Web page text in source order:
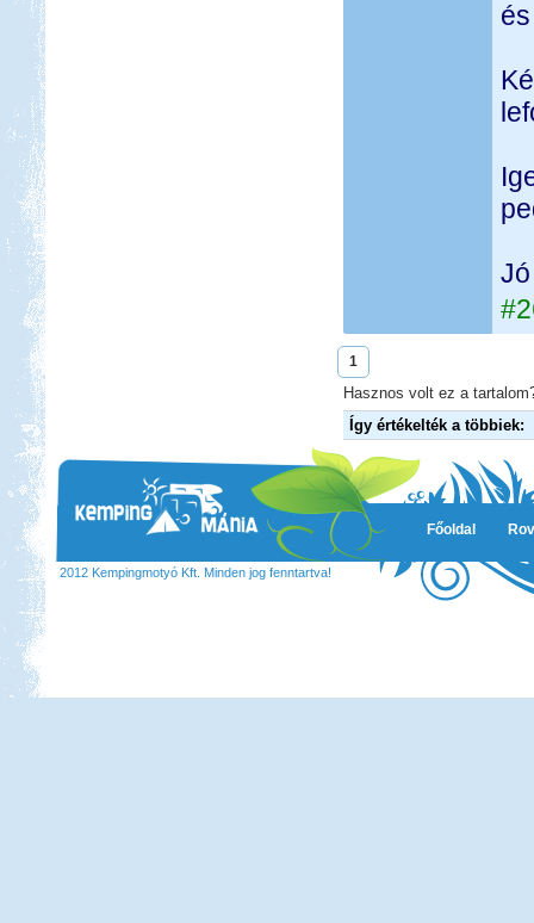
1
Hasznos volt ez a
Így értékelték a többiek:
Főoldal
2012 Kempingmotyó Kft. Minden jog fenntartva!